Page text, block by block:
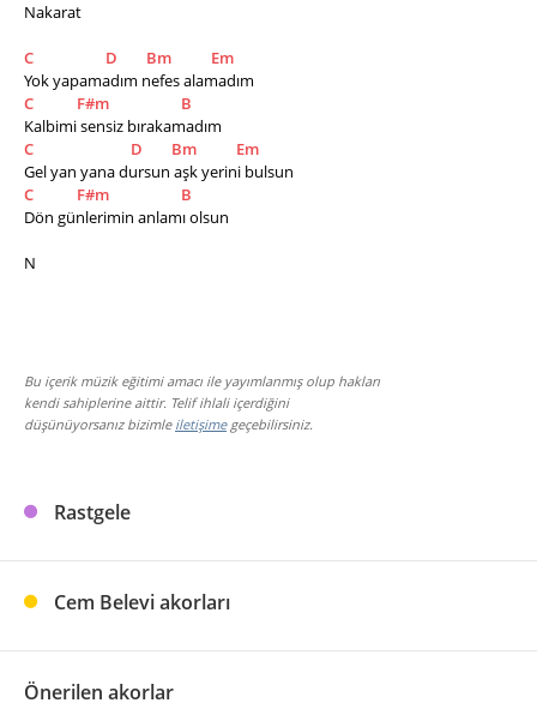
Nakarat
C D Bm
Em
Yok yapamadım nefes alamadım
C
F#m
B
Kalbimi sensiz bırakamadım
C
D Bm
Em
Gel yan yana dursun aşk yerini bulsun
C
F#m
B
Dön günlerimin anlamı olsun
N
Bu içerik müzik eğitimi amacı ile yayımlanmış olup hakları
kendi sahiplerine aittir. Telif ihlali içerdiğini
düşünüyorsanız bizimle iletişimegeçebilirsiniz.
Rastgele
Cem Belevi akorları
Önerilen akorlar